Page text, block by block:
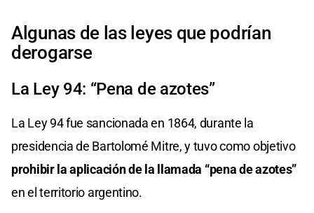
Algunas de las leyes que podrían
derogarse
La Ley 94: “Pena de azotes”
La Ley 94 fue sancionada en 1864, durante la
presidencia de Bartolomé Mitre, y tuvo como objetivo
prohibir la aplicación de la llamada “pena de azotes”
en el territorio argentino.